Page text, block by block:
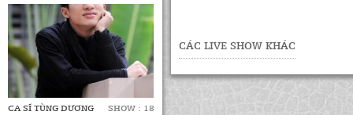
CA SĨ TÙNG DƯƠNG SHOW : 18
CÁC LIVE SHOW KHÁC